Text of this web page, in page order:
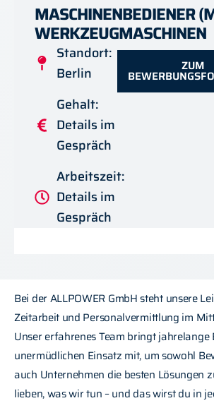
MASCHINENBEDIENER
WERKZEUGMASCHINEN
Standort:
Berlin
Gehalt:
Details im
Gespräch
Arbeitszeit:
Details im
Gespräch
ZUM
Bei der ALLPOWER GmbH steht unsere
Zeitarbeit und Personalvermittlung im
Unser erfahrenes Team bringt jahrelange
unermüdlichen Einsatz mit, um sowohl
auch Unternehmen die besten Lösungen
lieben, was wir tun – und das wirst du in